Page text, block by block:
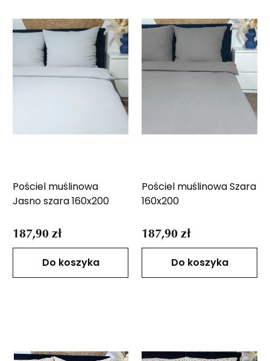
Pościel muślinowa
Jasno szara 160x200
187,90 zł
Do koszyka
Pościel muślinowa Szara
160x200
187,90 zł
Do koszyka